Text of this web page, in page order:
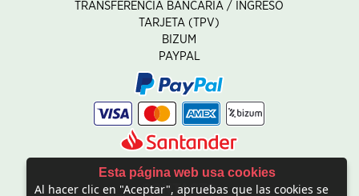
TRANSFERENCIA BANCARIA / INGRESO
TARJETA (TPV)
BIZUM
PAYPAL
CONTACTO
Esta página web usa cookies
Al hacer clic en "Aceptar", apruebas que las cookies se